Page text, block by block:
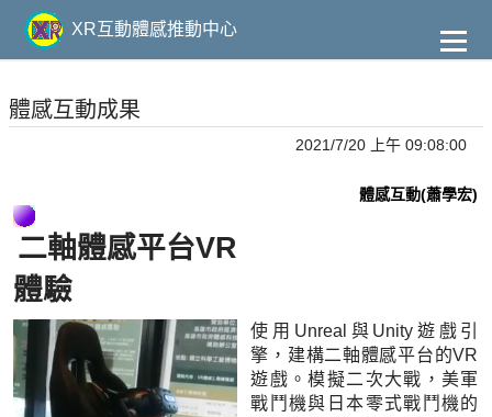
主
要
容
XR互動體感推動中心
體感互動成果
2021/7/20 上午 09:08:00
二軸體感平台VR
體驗
體感互動(蕭學宏)
使用Unreal與Unity遊戲引
擎，建構二軸體感平台的VR
遊戲。模擬二次大戰，美軍
戰鬥機與日本零式戰鬥機的